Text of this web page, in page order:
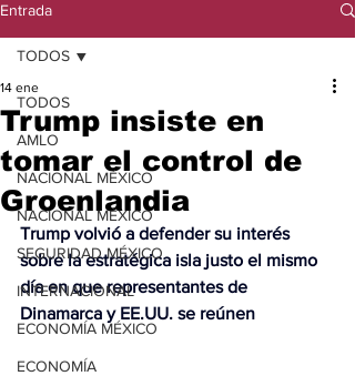
Entrada
TODOS
AMLO
NACIONAL MÉXICO
NACIONAL MÉXICO
SEGURIDAD MÉXICO
INTERNACIONAL
ECONOMÍA MÉXICO
ECONOMÍA
TODOS
Trump insiste en
tomar el control de
Groenlandia
14 ene
Trump volvió a defender su interés
sobre la estratégica isla justo el mismo
día en que representantes de
Dinamarca y EE.UU. se reúnen